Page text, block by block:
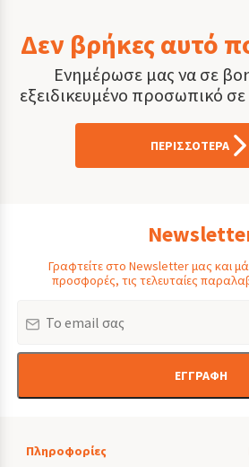
Δεν βρήκες αυτό
Ενημέρωσε μας να σε
εξειδικευμένο προσωπικό
ΠΕΡΙΣΣΟΤΕΡΑ
Γραφτείτε στο Newsletter μας και
προσφορές, τις τελευταίες
ΕΓΓΡΑΦΗ
Πληροφορίες